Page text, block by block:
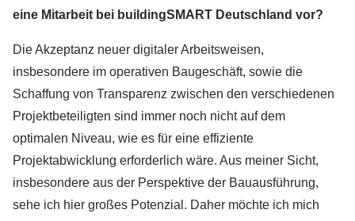
eine Mitarbeit bei buildingSMART Deutschland vor?
Die Akzeptanz neuer digitaler Arbeitsweisen,
insbesondere im operativen Baugeschäft, sowie die
Schaffung von Transparenz zwischen den verschiedenen
Projektbeteiligten sind immer noch nicht auf dem
optimalen Niveau, wie es für eine effiziente
Projektabwicklung erforderlich wäre. Aus meiner Sicht,
insbesondere aus der Perspektive der Bauausführung,
sehe ich hier großes Potenzial. Daher möchte ich mich